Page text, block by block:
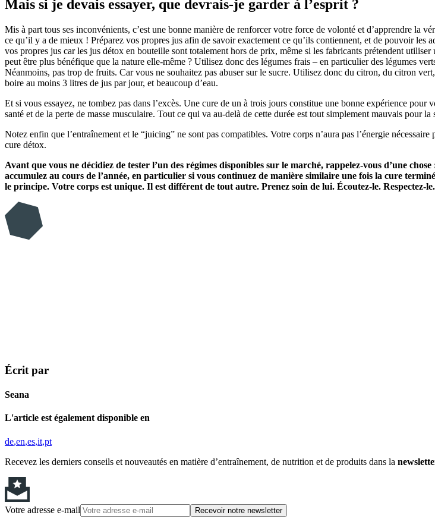
Mais si je devais essayer, que devrais-je garder à l’esprit ?
Mis à part tous ses inconvénients, c’est une bonne manière de renforcer votre force de volonté et d’apprendre la
ce qu’il y a de mieux ! Préparez vos propres jus afin de savoir exactement ce qu’ils contiennent, et de pouvoir
vos propres jus car les jus détox en bouteille sont totalement hors de prix, même si les fabricants prétendent
peut être plus bénéfique que la nature elle-même ? Utilisez donc des légumes frais – en particulier des légumes
Néanmoins, pas trop de fruits. Car vous ne souhaitez pas abuser sur le sucre. Utilisez donc du citron, du citron
boire au moins 3 litres de jus par jour, et beaucoup d’eau.
Et si vous essayez, ne tombez pas dans l’excès. Une cure de un à trois jours constitue une bonne expérience
santé et de la perte de masse musculaire. Tout ce qui va au-delà de cette durée est tout simplement mauvais pour la
Notez enfin que l’entraînement et le “juicing” ne sont pas compatibles. Votre corps n’aura pas l’énergie
cure détox.
Avant que vous ne décidiez de tester l’un des régimes disponibles sur le marché, rappelez-vous d’une
accumulez au cours de l’année, en particulier si vous continuez de manière similaire une fois la cure
le principe. Votre corps est unique. Il est différent de tout autre. Prenez soin de lui. Écoutez-le. Respectez-
Écrit par
Seana
L'article est également disponible en
de en es it pt
Recevez les derniers conseils et nouveautés en matière d’entraînement, de nutrition et de produits dans la
Votre adresse e-mail Recevoir notre newsletter